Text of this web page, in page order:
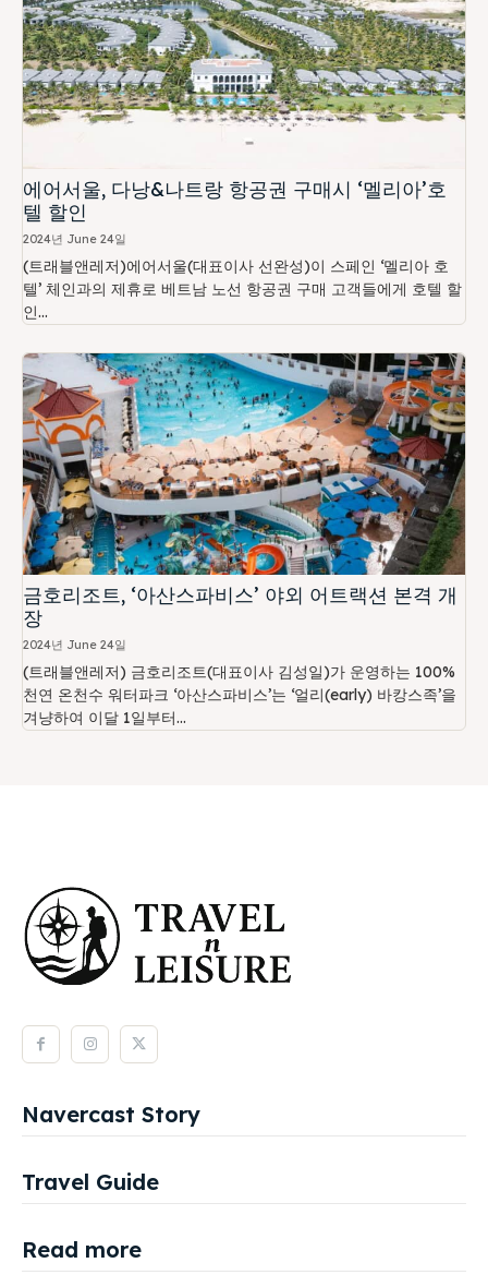
에어서울, 다낭&나트랑 항공권 구매시 ‘멜리아’호
텔 할인
2024년 June 24일
(트래블앤레저)에어서울(대표이사 선완성)이 스페인 ‘멜리아 호
텔’ 체인과의 제휴로 베트남 노선 항공권 구매 고객들에게 호텔 할
인...
금호리조트, ‘아산스파비스’ 야외 어트랙션 본격 개
장
2024년 June 24일
(트래블앤레저) 금호리조트(대표이사 김성일)가 운영하는 100%
천연 온천수 워터파크 ‘아산스파비스’는 ‘얼리(early) 바캉스족’을
겨냥하여 이달 1일부터...
Navercast Story
Travel Guide
Read more